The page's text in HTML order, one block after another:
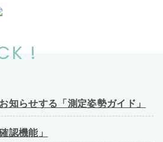
!
知らせする「測定姿勢ガイド」
認機能」